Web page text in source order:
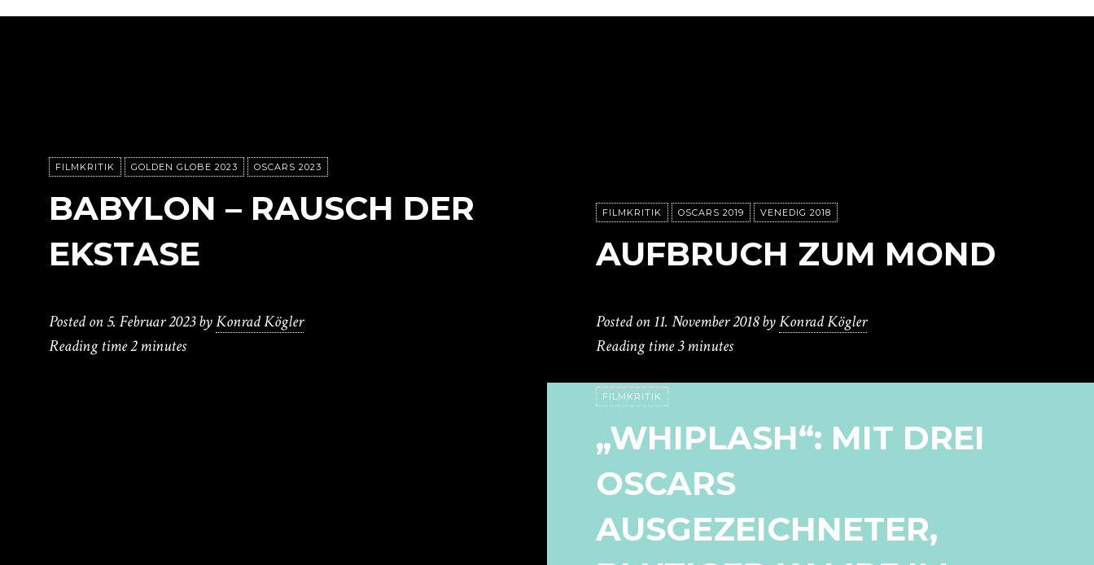
FILMKRITIK GOLDEN GLOBE 2023 OSCARS 2023
BABYLON – RAUSCH DER
EKSTASE
Posted on5. Februar 2023byKonrad Kögler
Reading time2 minutes
FILMKRITIK OSCARS 2019 VENEDIG 2018
AUFBRUCH ZUM MOND
Posted on11. November 2018byKonrad Kögler
Reading time3 minutes
FILMKRITIK
„WHIPLASH“: MIT DREI
OSCARS
AUSGEZEICHNETER,